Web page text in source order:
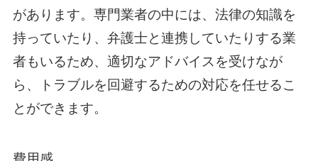
があります。専門業者の中には、法律の知識を
持っていたり、弁護士と連携していたりする業
者もいるため、適切なアドバイスを受けなが
ら、トラブルを回避するための対応を任せるこ
とができます。